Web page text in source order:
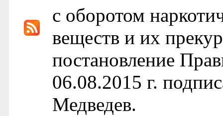
с оборотом
веществ и их
постановление
06.08.2015 г.
Медведев.